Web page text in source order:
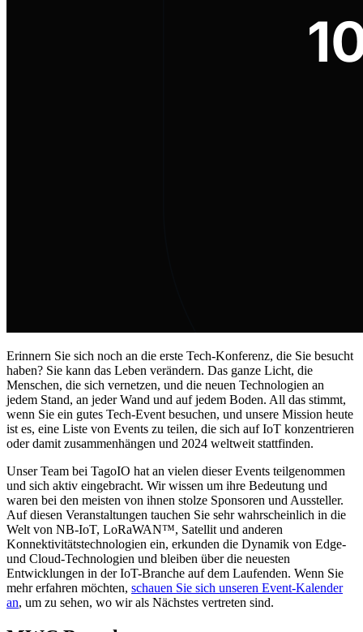
Erinnern Sie sich noch an die erste Tech-Konferenz, die Sie besucht
haben? Sie kann das Leben verändern. Das ganze Licht, die
Menschen, die sich vernetzen, und die neuen Technologien an
jedem Stand, an jeder Wand und auf jedem Boden. All das stimmt,
wenn Sie ein gutes Tech-Event besuchen, und unsere Mission heute
ist es, eine Liste von Events zu teilen, die sich auf IoT konzentrieren
oder damit zusammenhängen und 2024 weltweit stattfinden.
Unser Team bei TagoIO hat an vielen dieser Events teilgenommen
und sich aktiv eingebracht. Wir wissen um ihre Bedeutung und
waren bei den meisten von ihnen stolze Sponsoren und Aussteller.
Auf diesen Veranstaltungen tauchen Sie sehr wahrscheinlich in die
Welt von NB-IoT, LoRaWAN™, Satellit und anderen
Konnektivitätstechnologien ein, erkunden die Dynamik von Edge-
und Cloud-Technologien und bleiben über die neuesten
Entwicklungen in der IoT-Branche auf dem Laufenden. Wenn Sie
mehr erfahren möchten, schauen Sie sich unseren Event-Kalender
an, um zu sehen, wo wir als Nächstes vertreten sind.